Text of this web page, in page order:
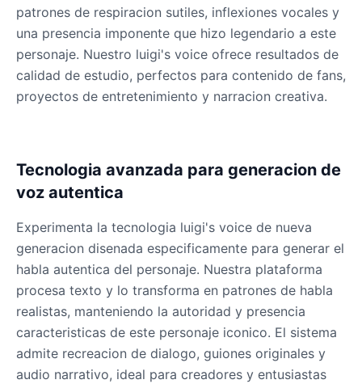
patrones de respiracion sutiles, inflexiones vocales y
una presencia imponente que hizo legendario a este
personaje. Nuestro luigi's voice ofrece resultados de
calidad de estudio, perfectos para contenido de fans,
proyectos de entretenimiento y narracion creativa.
Tecnologia avanzada para generacion de
voz autentica
Experimenta la tecnologia luigi's voice de nueva
generacion disenada especificamente para generar el
habla autentica del personaje. Nuestra plataforma
procesa texto y lo transforma en patrones de habla
realistas, manteniendo la autoridad y presencia
caracteristicas de este personaje iconico. El sistema
admite recreacion de dialogo, guiones originales y
audio narrativo, ideal para creadores y entusiastas